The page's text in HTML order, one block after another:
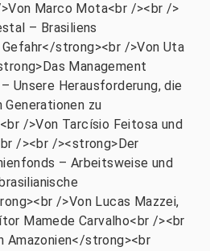
Marco Mota<br /><br />
– Brasiliens
strong><br />Von Uta
Management
Unsere Herausforderung, die
zu
/>Von Tarcísio Feitosa und
/><br /><strong>Der
– Arbeitsweise und
/>Von Lucas Mazzei,
Mamede Carvalho<br /><br
Amazonien</strong><br